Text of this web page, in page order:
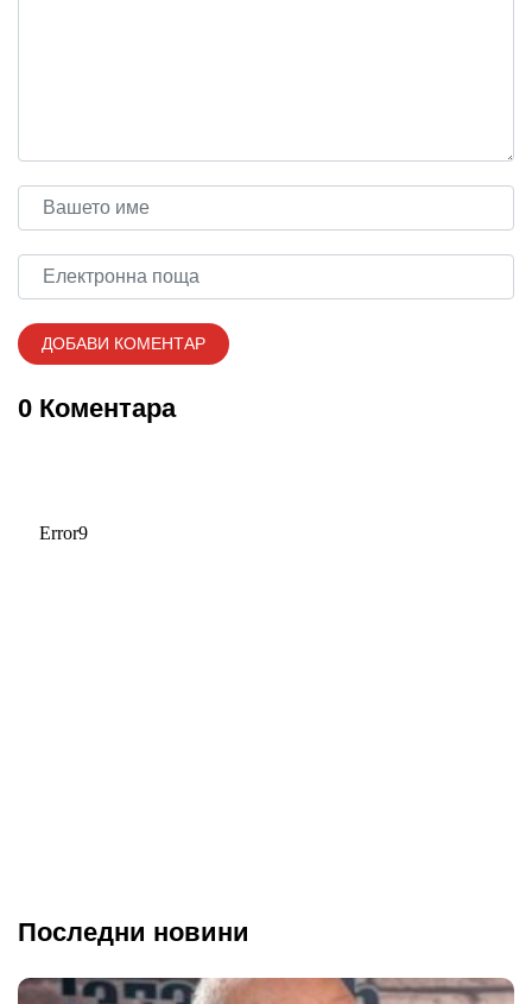
0 Коментара
Последни новини